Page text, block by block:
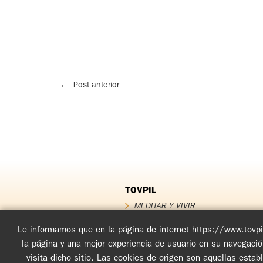
← Post anterior
TOVPIL
MEDITAR Y VIVIR
QUÉ OFRECEMOS
FUNDADOR
Noticias TOV
Le informamos que en la página de internet https://
la página y una mejor experiencia de usuario en su
visita dicho sitio. Las cookies de origen son aquellas